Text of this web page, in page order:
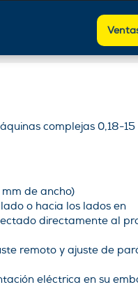
complejas 0,18-15
de ancho)
o hacia los lados en
directamente al
remoto y ajuste de
eléctrica en su